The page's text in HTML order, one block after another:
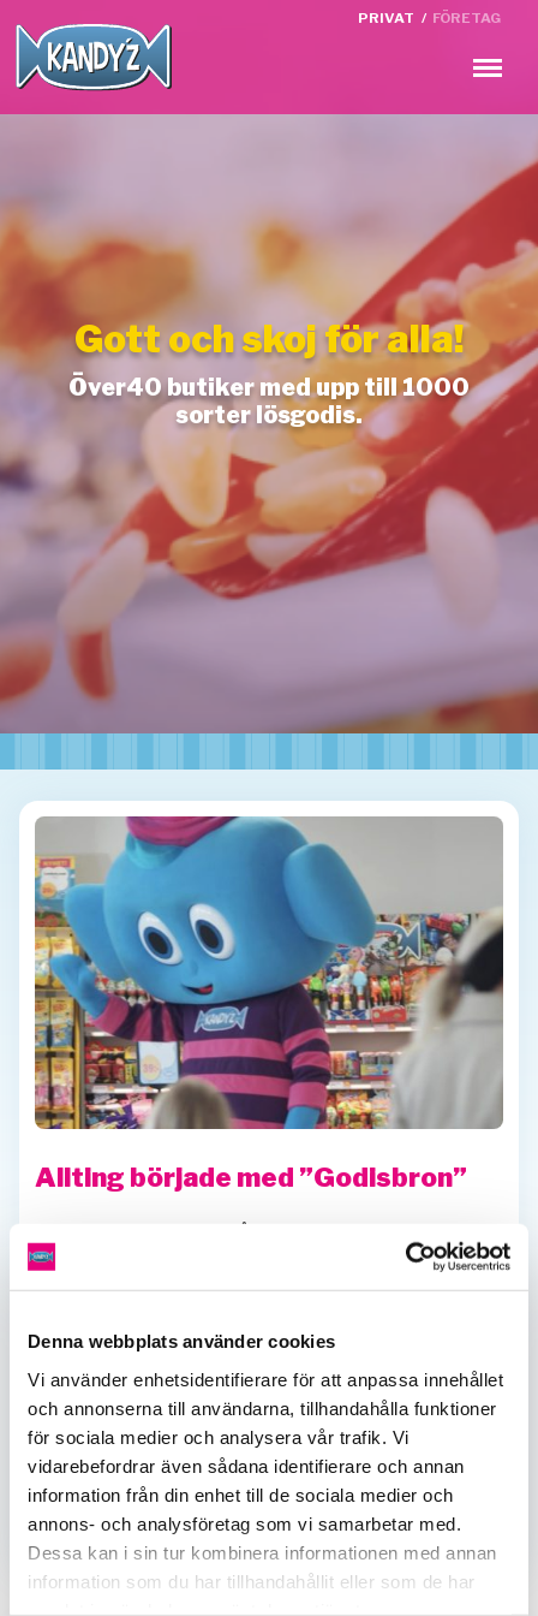
Denna webbplats använder cookies
Vi använder enhetsidentifierare för att anpassa innehållet
och annonserna till användarna, tillhandahålla funktioner
för sociala medier och analysera vår trafik. Vi
vidarebefordrar även sådana identifierare och annan
information från din enhet till de sociala medier och
annons- och analysföretag som vi samarbetar med.
Dessa kan i sin tur kombinera informationen med annan
information som du har tillhandahållit eller som de har
Meny
PRIVAT / FÖRETAG
Gott och skoj för alla!
Över40 butiker med upp till 1000
sorter lösgodis.
Allting började med ”Godisbron”
2007 i Nyköpingsbro. Förmodligen var Godisbron vad
manskulle kunna kallaKandyz första butik. Men ingen
skulle ledatill.Fem år efter att Godisbron öppnat så
gick Godisbron ihopmed två andra godisbutiker och
Godisbolaget bildades.Butikerna blir allt fler och 2016
blir Godisbolaget dagensfranchisegivarbolag
Delicato Outlet,GlasskaféochKalas & Festblir senare
tillvalskoncept för franchisetagarna ochKandyz bara
fortsätter att växa.